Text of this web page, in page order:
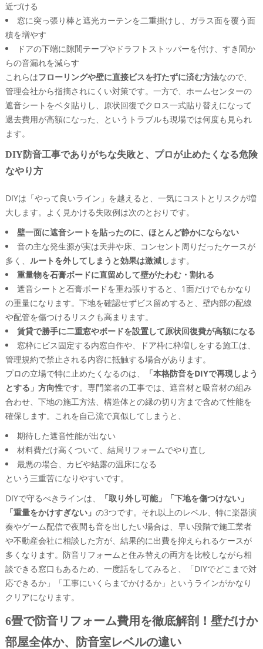
近づける
窓に突っ張り棒と遮光カーテンを二重掛けし、ガラス面を覆う面
積を増やす
ドアの下端に隙間テープやドラフトストッパーを付け、すき間か
らの音漏れを減らす
これらはフローリングや壁に直接ビスを打たずに済む方法なので、
管理会社から指摘されにくい対策です。一方で、ホームセンターの
遮音シートをベタ貼りし、原状回復でクロス一式貼り替えになって
退去費用が高額になった、というトラブルも現場では何度も見られ
ます。
DIY防音工事でありがちな失敗と、プロが止めたくなる危険
なやり方
DIYは「やって良いライン」を越えると、一気にコストとリスクが増
大します。よく見かける失敗例は次のとおりです。
壁一面に遮音シートを貼ったのに、ほとんど静かにならない
音の主な発生源が実は天井や床、コンセント周りだったケースが
多く、 ルートを外してしまうと効果は激減します。
重量物を石膏ボードに直留めして壁がたわむ・割れる
遮音シートと石膏ボードを重ね張りすると、1面だけでもかなり
の重量になります。下地を確認せずビス留めすると、壁内部の配線
や配管を傷つけるリスクも高まります。
賃貸で勝手に二重窓やボードを設置して原状回復費が高額になる
窓枠にビス固定する内窓自作や、ドア枠に枠増しをする施工は、
管理規約で禁止される内容に抵触する場合があります。
プロの立場で特に止めたくなるのは、
「本格防音をDIYで再現しよう
とする」方向性です。専門業者の工事では、遮音材と吸音材の組み
合わせ、下地の施工方法、構造体との縁の切り方まで含めて性能を
確保します。これを自己流で真似してしまうと、
期待した遮音性能が出ない
材料費だけ高くついて、結局リフォームでやり直し
最悪の場合、カビや結露の温床になる
という三重苦になりやすいです。
DIYで守るべきラインは、
「取り外し可能」「下地を傷つけない」
「重量をかけすぎない」 の3つです。それ以上のレベル、特に楽器演
奏やゲーム配信で夜間も音を出したい場合は、早い段階で施工業者
や不動産会社に相談した方が、結果的に出費を抑えられるケースが
多くなります。防音リフォームと住み替えの両方を比較しながら相
談できる窓口もあるため、一度話をしてみると、「DIYでどこまで対
応できるか」「工事にいくらまでかけるか」というラインがかなり
クリアになります。
6畳で防音リフォーム費用を徹底解剖！壁だけか
部屋全体か、防音室レベルの違い